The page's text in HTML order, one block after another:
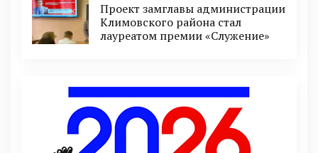
Проект замглавы администрации
Климовского района стал
лауреатом премии «Служение»